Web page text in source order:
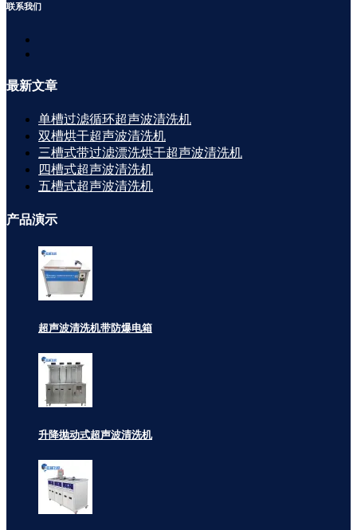
联系我们
最新文章
单槽过滤循环超声波清洗机
双槽烘干超声波清洗机
三槽式带过滤漂洗烘干超声波清洗机
四槽式超声波清洗机
五槽式超声波清洗机
产品演示
超声波清洗机带防爆电箱
升降抛动式超声波清洗机